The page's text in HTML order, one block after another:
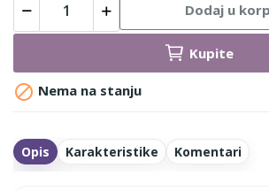
Dodaj u
Kupite
 Nema na stanju
Opis Karakteristike Komentari